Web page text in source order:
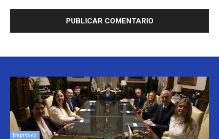
Empresas